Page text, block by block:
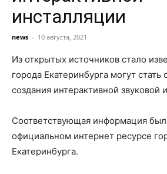
инсталляции
news - 10 августа, 2021
Из открытых источников стало
города Екатеринбурга могут стать
создания интерактивной звуковой
Соответствующая информация
официальном интернет ресурсе
Екатеринбурга.